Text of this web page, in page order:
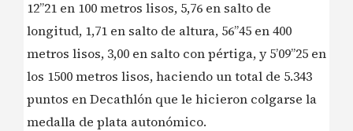
12”21 en 100 metros lisos, 5,76 en salto de
longitud, 1,71 en salto de altura, 56”45 en 400
metros lisos, 3,00 en salto con pértiga, y 5’09”25 en
los 1500 metros lisos, haciendo un total de 5.343
puntos en Decathlón que le hicieron colgarse la
medalla de plata autonómico.